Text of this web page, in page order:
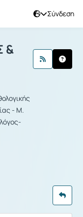
Σύνδεση
ΑΞΙΕΣ &
&
- Μ.